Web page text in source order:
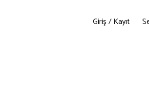
Giriş / Kayıt